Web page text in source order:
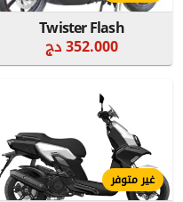
Twister Flash
352.000 دج
غير متوفر